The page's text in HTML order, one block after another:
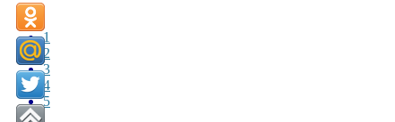
1
2
3
4
5